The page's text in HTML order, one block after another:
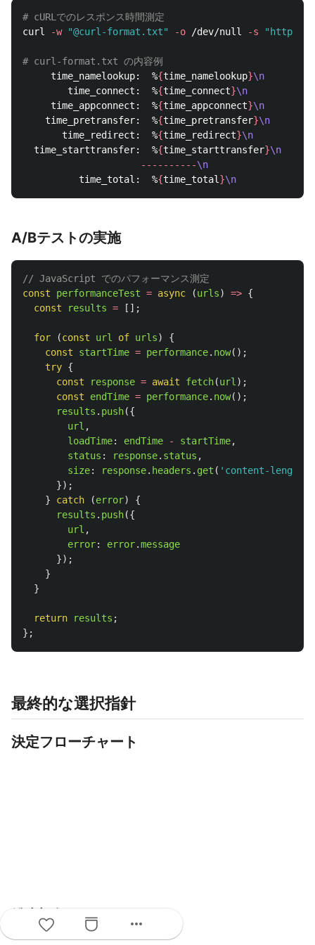
# cURLでのレスポンス時間測定
curl
-w "@curl-format.txt" -o /dev/null -s "https://
# curl-format.txt の内容例
     time_namelookup:  %
{time_namelookup}\n
        time_connect:  %
{time_connect}\n
     time_appconnect:  %
{time_appconnect}\n
    time_pretransfer:  %
{time_pretransfer}\n
       time_redirect:  %
{time_redirect}\n
  time_starttransfer:  %
{time_starttransfer}\n
----------\n
          time_total:  %
{time_total }\n
A/Bテストの実施
// JavaScript でのパフォーマンス測定
const
performanceTest = async (urls) => {
const
results = [];
for (const url of urls)
{
const
startTime = performance. now();
try {
const
response = await fetch(url );
const
endTime = performance. now();
results . push({
url ,
loadTime: endTime - startTime,
status : response. status ,
size: response. headers . get ( ' content-length
});
}
catch (error)
{
results . push({
url ,
error: error.message
});
}
}
return results ;
};
最終的な選択指針
決定フローチャート
総合評価 more_horiz